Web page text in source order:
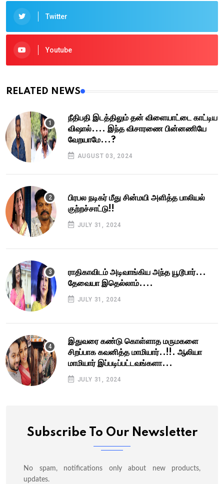
Twitter
Youtube
RELATED NEWS
நீதிபதி இடத்திலும் தன் விளையாட்டை காட்டிய
விஷால்.... இந்த விசாரணை பின்னணியே
வேறயாமே...?
AUGUST 03, 2024
பிரபல நடிகர் மீது சின்மயி அளித்த பாலியல்
குற்றச்சாட்டு!!
JULY 31, 2024
ராதிகாவிடம் அடிவாங்கிய அந்த யூடூபார்...
தேவையா இதெல்லாம்....
JULY 31, 2024
இதுவரை கண்டு கொள்ளாத மருமகளை
சிறப்பாக கவனித்த மாமியார்..!!. ஆலியா
மாமியார் இப்படிப்பட்டவங்களா...
JULY 31, 2024
Subscribe To Our Newsletter
No spam, notifications only about new products,
updates.